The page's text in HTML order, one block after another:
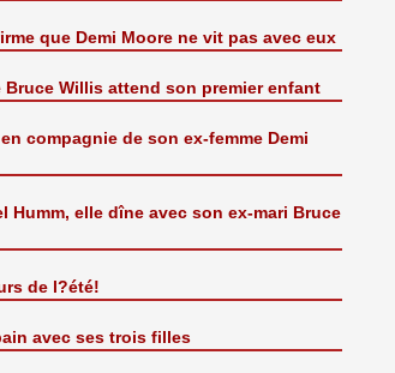
que Demi Moore ne vit pas avec eux
Bruce Willis attend son premier enfant
compagnie de son ex-femme Demi
Humm, elle dîne avec son ex-mari Bruce
de l?été!
avec ses trois filles